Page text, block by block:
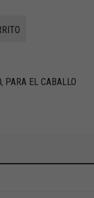
, PARA EL CABALLO